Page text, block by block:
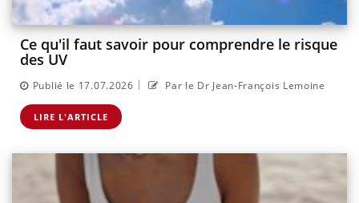
Ce qu'il faut savoir pour comprendre le risque
des UV
Publié le 17.07.2026 | Par le Dr Jean-François Lemoine
LIRE L'ARTICLE